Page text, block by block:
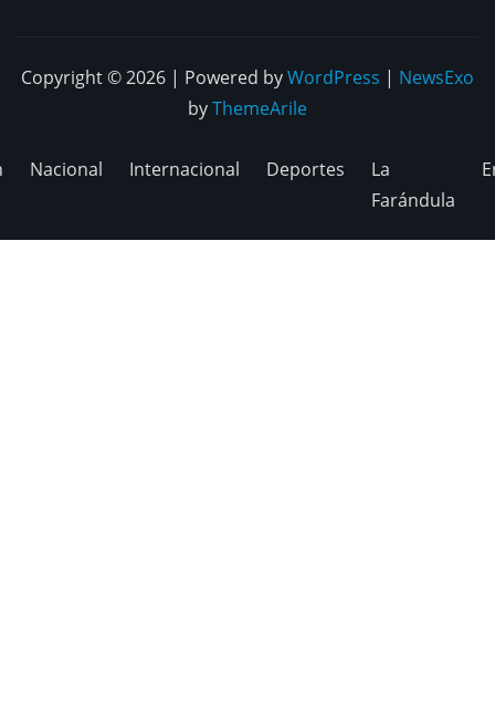
Copyright © 2026 | Powered byWordPress | NewsExo
byThemeArile
Nacional Internacional Deportes
La
Farándula